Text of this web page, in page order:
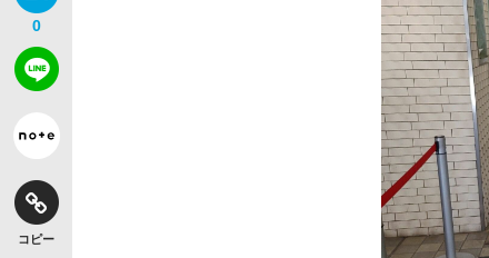
「クマが悪者扱いされているのが悲しい
キングの誕生を、目撃せよ。
0
コピー